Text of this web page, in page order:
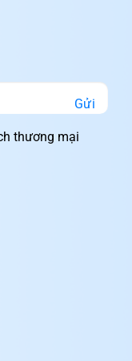
Gửi
thương mại